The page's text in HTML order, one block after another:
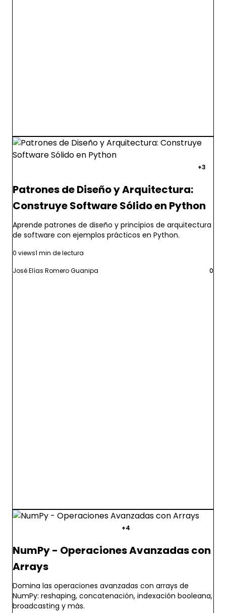
+3
Patrones de Diseño y Arquitectura:
Construye Software Sólido en Python
Aprende patrones de diseño y principios de arquitectura
de software con ejemplos prácticos en Python.
0 views1 min de lectura
José Elías Romero Guanipa 0
+4
NumPy - Operaciones Avanzadas con
Arrays
Domina las operaciones avanzadas con arrays de
NumPy: reshaping, concatenación, indexación booleana,
broadcasting y más.